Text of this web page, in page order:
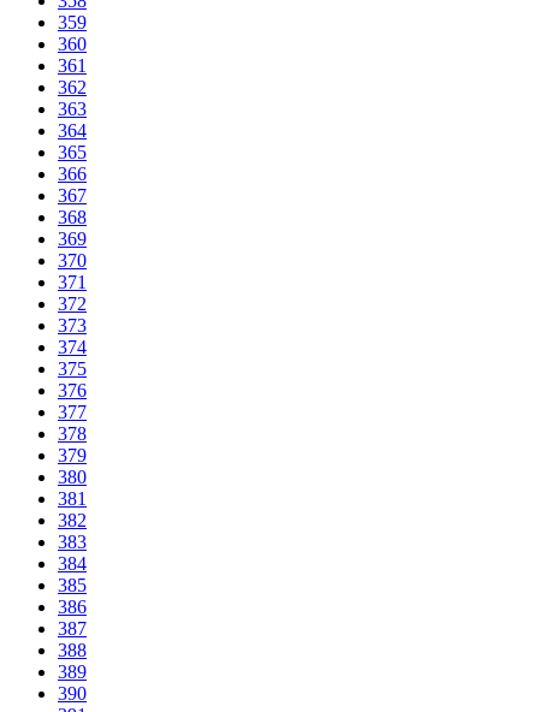
359
360
361
362
363
364
365
366
367
368
369
370
371
372
373
374
375
376
377
378
379
380
381
382
383
384
385
386
387
388
389
390